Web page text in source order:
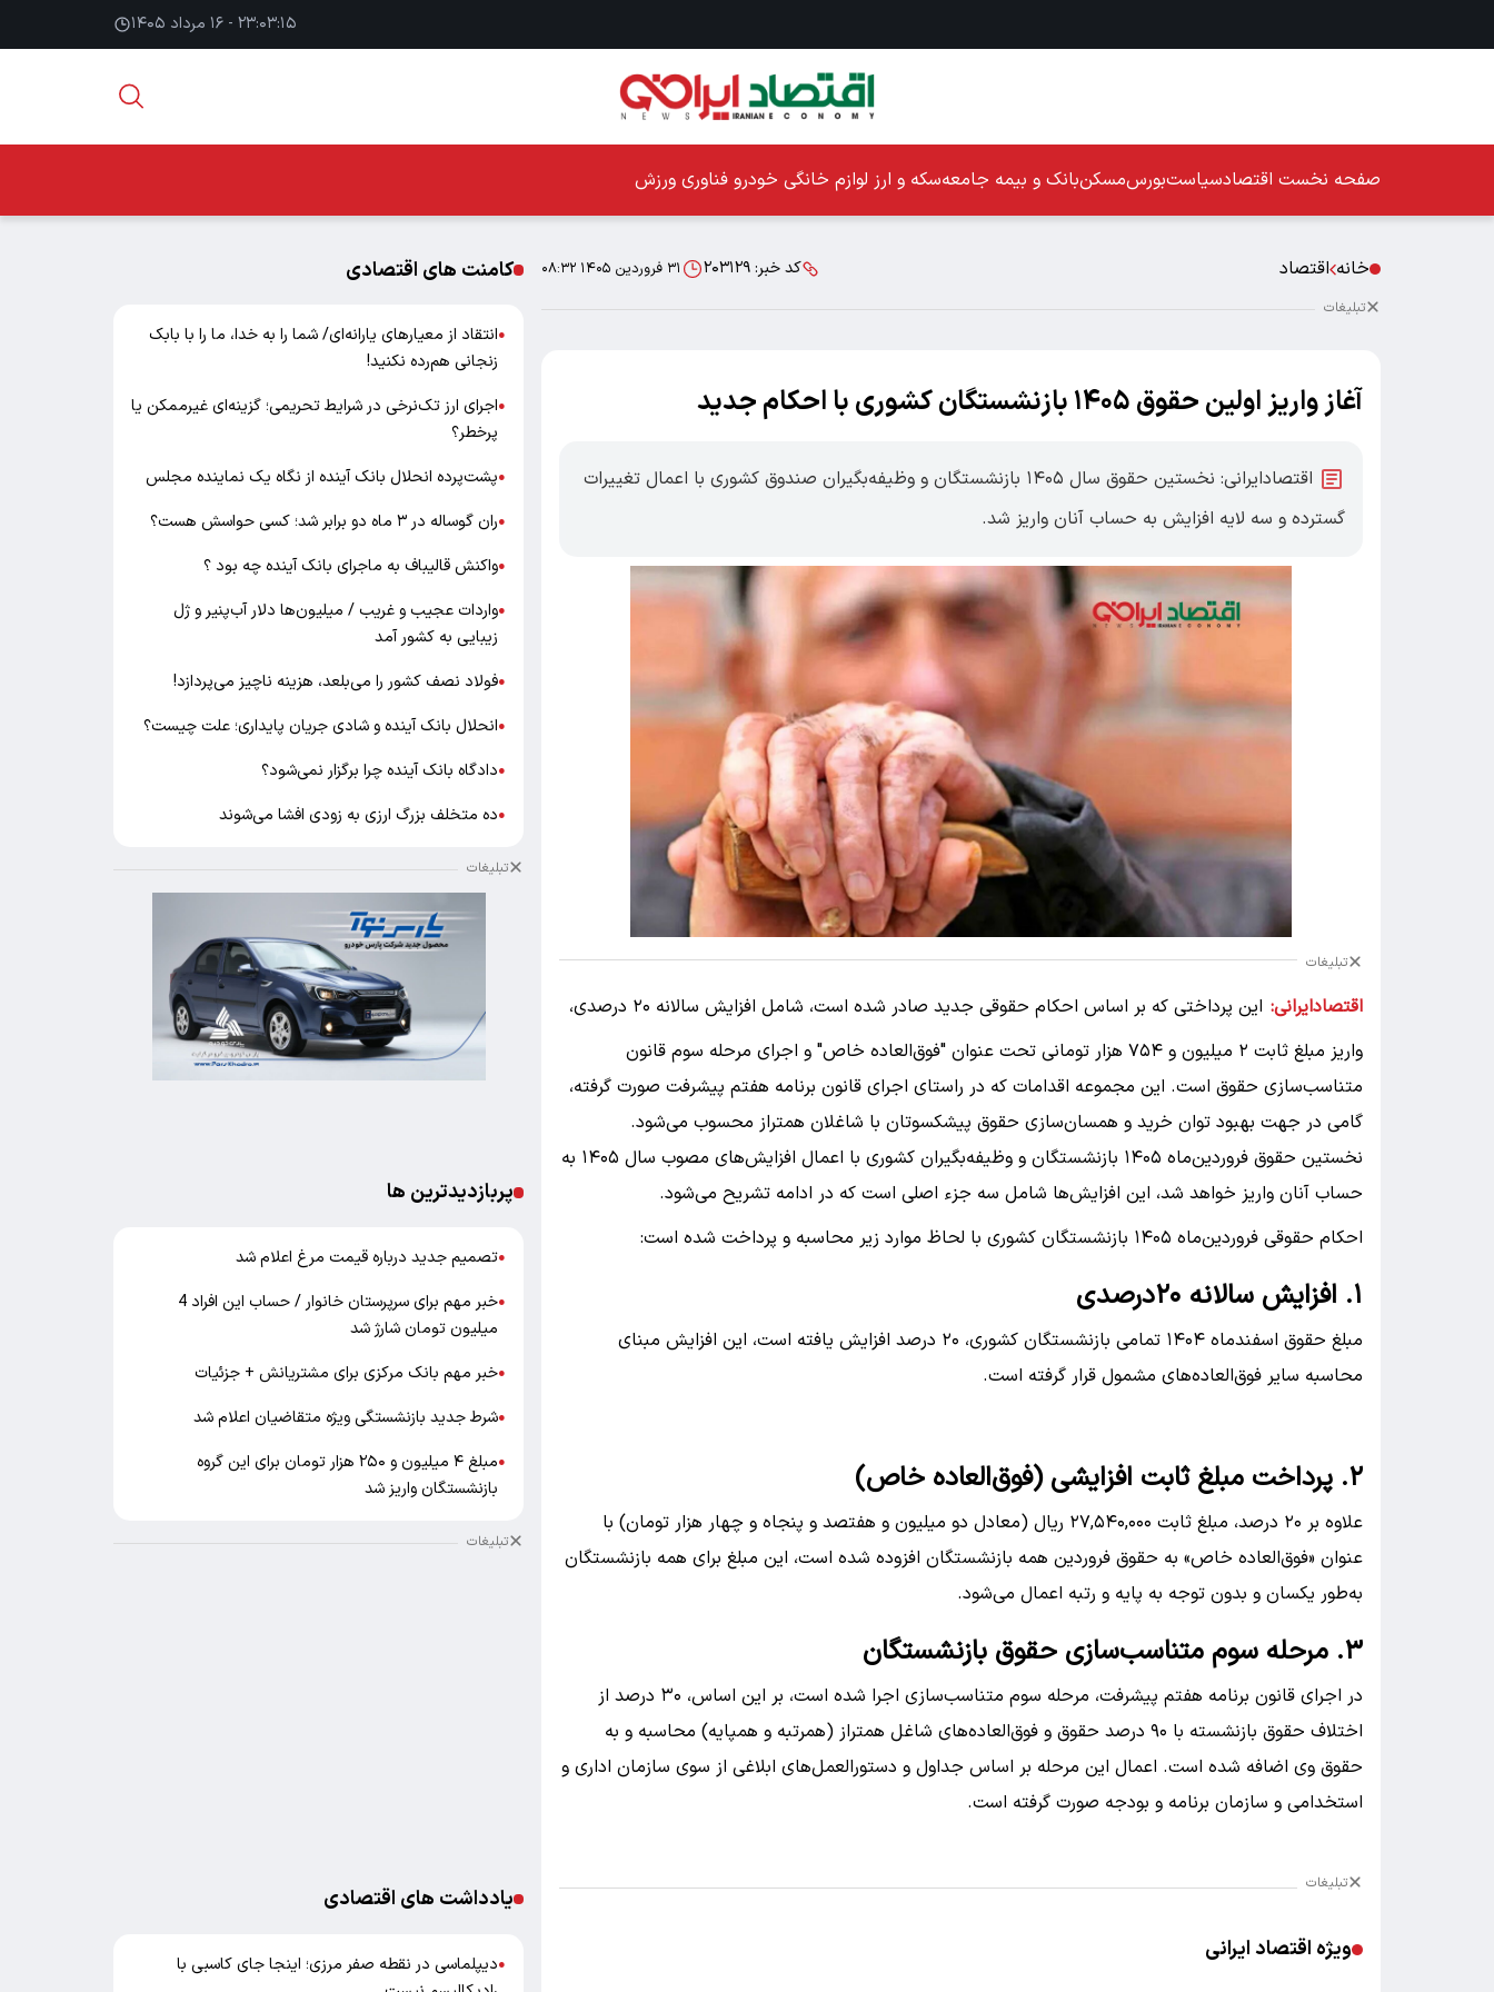
۲۳:۰۳:۱۶ - ۱۶ مرداد ۱۴۰۵
صفحه نخست اقتصادسیاستبورسمسکنبانک و بیمه جامعهسکه و ارز لوازم خانگی خودرو فناوری ورزش
خانه اقتصاد کد خبر: ۲۰۳۱۲۹ ۳۱ فروردین ۱۴۰۵ ۰۸:۳۲
تبلیغات
آغاز واریز اولین حقوق ۱۴۰۵ بازنشستگان کشوری با احکام جدید
اقتصادایرانی: نخستین حقوق سال ۱۴۰۵ بازنشستگان و وظیفه‌بگیران صندوق کشوری با اعمال تغییرات
گسترده و سه لایه افزایش به حساب آنان واریز شد.
تبلیغات
اقتصادایرانی:
این پرداختی که بر اساس احکام حقوقی جدید صادر شده است، شامل افزایش سالانه ۲۰ درصدی،
واریز مبلغ ثابت ۲ میلیون و ۷۵۴ هزار تومانی تحت عنوان "فوق‌العاده خاص" و اجرای مرحله سوم قانون
متناسب‌سازی حقوق است. این مجموعه اقدامات که در راستای اجرای قانون برنامه هفتم پیشرفت صورت گرفته،
گامی در جهت بهبود توان خرید و همسان‌سازی حقوق پیشکسوتان با شاغلان همتراز محسوب می‌شود.
نخستین حقوق فروردین‌ماه ۱۴۰۵ بازنشستگان و وظیفه‌بگیران کشوری با اعمال افزایش‌های مصوب سال ۱۴۰۵ به
حساب آنان واریز خواهد شد، این افزایش‌ها شامل سه جزء اصلی است که در ادامه تشریح می‌شود.
احکام حقوقی فروردین‌ماه ۱۴۰۵ بازنشستگان کشوری با لحاظ موارد زیر محاسبه و پرداخت شده است:
۱. افزایش سالانه ۲۰درصدی
مبلغ حقوق اسفندماه ۱۴۰۴ تمامی بازنشستگان کشوری، ۲۰ درصد افزایش یافته است، این افزایش مبنای
محاسبه سایر فوق‌العاده‌های مشمول قرار گرفته است.
۲. پرداخت مبلغ ثابت افزایشی (فوق‌العاده خاص)
علاوه بر ۲۰ درصد، مبلغ ثابت ۲۷,۵۴۰,۰۰۰ ریال (معادل دو میلیون و هفتصد و پنجاه و چهار هزار تومان) با
عنوان «فوق‌العاده خاص» به حقوق فروردین همه بازنشستگان افزوده شده است، این مبلغ برای همه بازنشستگان
به‌طور یکسان و بدون توجه به پایه و رتبه اعمال می‌شود.
۳. مرحله سوم متناسب‌سازی حقوق بازنشستگان
در اجرای قانون برنامه هفتم پیشرفت، مرحله سوم متناسب‌سازی اجرا شده است، بر این اساس، ۳۰ درصد از
اختلاف حقوق بازنشسته با ۹۰ درصد حقوق و فوق‌العاده‌های شاغل همتراز (همرتبه و همپایه) محاسبه و به
حقوق وی اضافه شده است. اعمال این مرحله بر اساس جداول و دستورالعمل‌های ابلاغی از سوی سازمان اداری و
استخدامی و سازمان برنامه و بودجه صورت گرفته است.
تبلیغات
ویژه اقتصاد ایرانی
کامنت های اقتصادی
●انتقاد از معیارهای یارانه‌ای/ شما را به خدا، ما را با بابک
زنجانی هم‌رده نکنید!
●اجرای ارز تک‌نرخی در شرایط تحریمی؛ گزینه‌ای غیرممکن یا
پرخطر؟
●پشت‌پرده انحلال بانک آینده از نگاه یک نماینده مجلس
●ران گوساله در ۳ ماه دو برابر شد؛ کسی حواسش هست؟
●واکنش قالیباف به ماجرای بانک آینده چه بود ؟
●واردات عجیب و غریب / میلیون‌ها دلار آب‌پنیر و ژل
زیبایی به کشور آمد
●فولاد نصف کشور را می‌بلعد، هزینه ناچیز می‌پردازد!
●انحلال بانک آینده و شادی جریان پایداری؛ علت چیست؟
●دادگاه بانک آینده چرا برگزار نمی‌شود؟
●ده متخلف بزرگ ارزی به زودی افشا می‌شوند
تبلیغات
پربازدیدترین ها
●تصمیم جدید درباره قیمت مرغ اعلام شد
●
خبر مهم برای سرپرستان خانوار / حساب این افراد 4
میلیون تومان شارژ شد
●خبر مهم بانک مرکزی برای مشتریانش + جزئیات
●شرط جدید بازنشستگی ویژه متقاضیان اعلام شد
●
مبلغ ۴ میلیون و ۲۵۰ هزار تومان برای این گروه
بازنشستگان واریز شد
تبلیغات
یادداشت های اقتصادی
●دیپلماسی در نقطه صفر مرزی؛ اینجا جای کاسبی با